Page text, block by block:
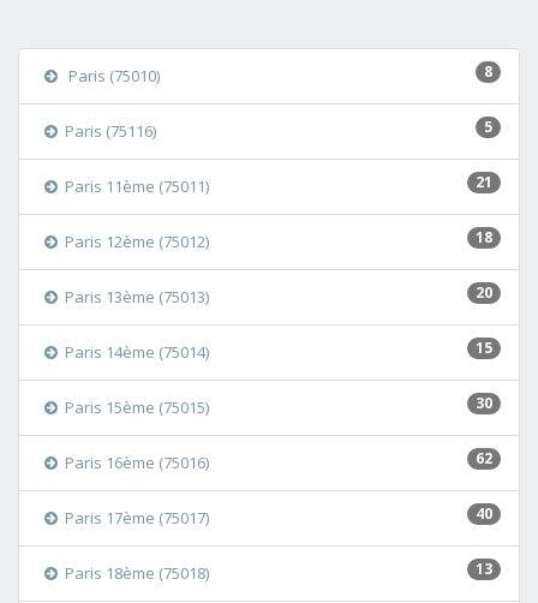
8
Paris (75010)
5
Paris (75116)
21
Paris 11ème (75011)
18
Paris 12ème (75012)
20
Paris 13ème (75013)
15
Paris 14ème (75014)
30
Paris 15ème (75015)
62
Paris 16ème (75016)
40
Paris 17ème (75017)
13
Paris 18ème (75018)